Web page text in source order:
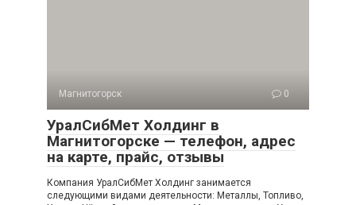
Магнитогорск 0
УралСибМет Холдинг в
Магнитогорске — телефон, адрес
на карте, прайс, отзывы
Компания УралСибМет Холдинг занимается
следующими видами деятельности: Металлы, Топливо,